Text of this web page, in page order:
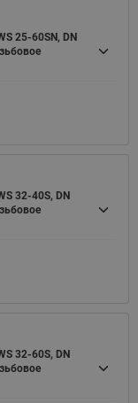
25-60SN, DN
32-40S, DN
32-60S, DN